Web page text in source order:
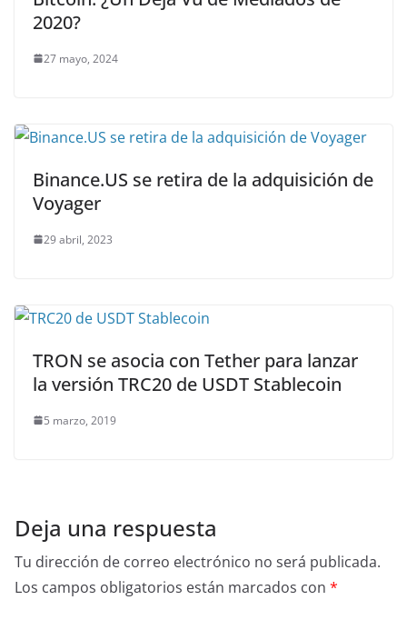
2020?
27 mayo, 2024
Binance.US se retira de la adquisición de
Voyager
29 abril, 2023
TRON se asocia con Tether para lanzar
la versión TRC20 de USDT Stablecoin
5 marzo, 2019
Deja una respuesta
Tu dirección de correo electrónico no será publicada.
Los campos obligatorios están marcados con *